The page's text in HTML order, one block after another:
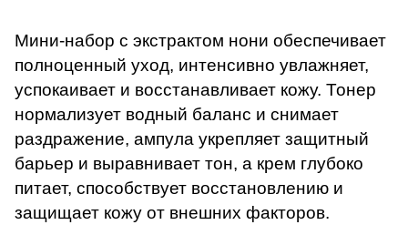
Мини-набор с экстрактом нони обеспечивает
полноценный уход, интенсивно увлажняет,
успокаивает и восстанавливает кожу. Тонер
нормализует водный баланс и снимает
раздражение, ампула укрепляет защитный
барьер и выравнивает тон, а крем глубоко
питает, способствует восстановлению и
защищает кожу от внешних факторов.